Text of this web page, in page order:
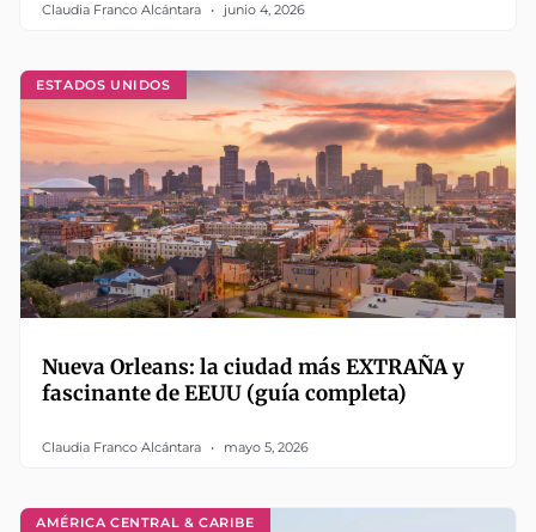
Claudia Franco Alcántara junio 4, 2026
ESTADOS UNIDOS
Nueva Orleans: la ciudad más EXTRAÑA y
fascinante de EEUU (guía completa)
Claudia Franco Alcántara mayo 5, 2026
AMÉRICA CENTRAL & CARIBE